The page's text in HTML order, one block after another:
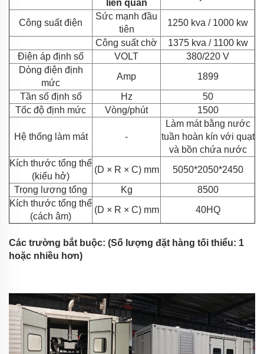
liên quan
Công suất điện
Sức mạnh đầu
tiên
1250 kva / 1000 kw
Công suất chờ
1375 kva / 1100 kw
Điện áp định số
VOLT
380/220 V
Dòng điện định
mức
Amp
1899
Tần số định số
Hz
50
Tốc độ định mức
Vòng/phút 1500
Hệ thống làm mát -
Làm mát bằng nước
tuần hoàn kín với quạt
và bồn chứa nước
Kích thước tổng thể
(kiểu hở)
(D × R × C) mm 5050*2050*2450
Trọng lượng tổng
Kg
8500
Kích thước tổng thể
(cách âm)
(D × R × C) mm 40HQ
Các trường bắt buộc: (Số lượng đặt hàng tối thiểu: 1
hoặc nhiều hơn)